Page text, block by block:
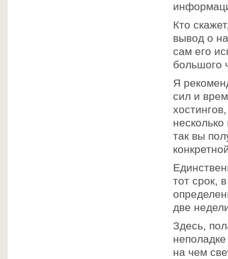
Кто
вывод о
сам его
большого
Я
сил и
так вы
тот срок,
две
Здесь,
на чем